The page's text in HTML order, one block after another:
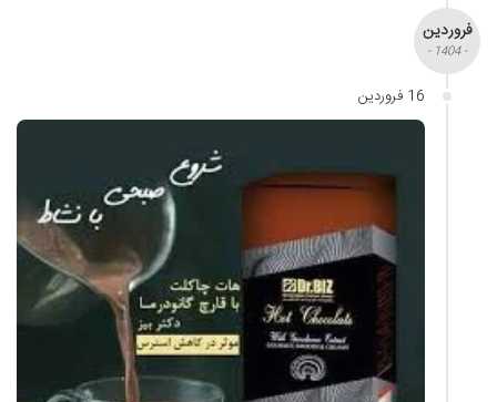
فروردین
- 1404 -
16 فروردین